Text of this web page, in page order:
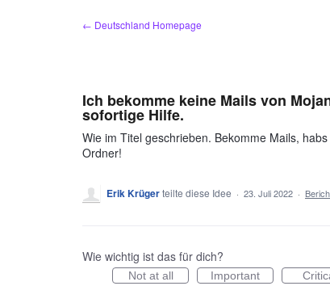
← Deutschland Homepage
Ich bekomme keine Mails von
sofortige Hilfe.
Wie im Titel geschrieben. Bekomme Mails,
Ordner!
Erik Krügerteilte diese Idee · 23. Juli 2022 ·
Wie wichtig ist das für dich?
Not at all Important